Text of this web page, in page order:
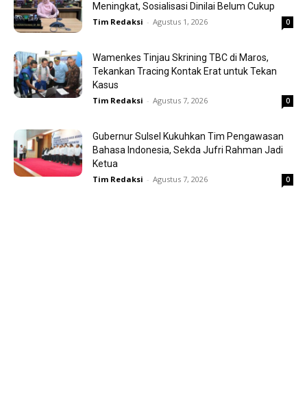
Meningkat, Sosialisasi Dinilai Belum Cukup
Tim Redaksi - Agustus 1, 2026 0
Wamenkes Tinjau Skrining TBC di Maros,
Tekankan Tracing Kontak Erat untuk Tekan
Kasus
Tim Redaksi - Agustus 7, 2026 0
Gubernur Sulsel Kukuhkan Tim Pengawasan
Bahasa Indonesia, Sekda Jufri Rahman Jadi
Ketua
Tim Redaksi - Agustus 7, 2026 0